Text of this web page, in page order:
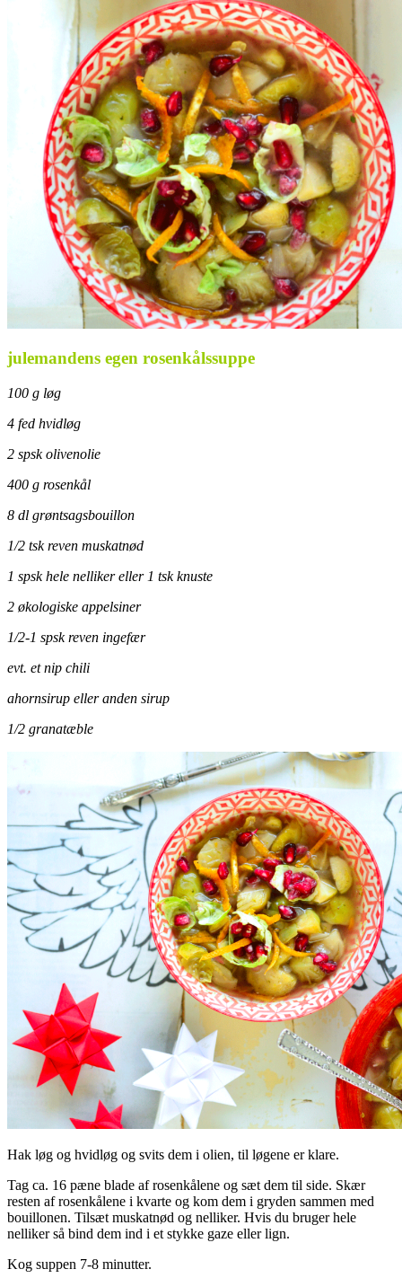
julemandens egen rosenkålssuppe
100 g løg
4 fed hvidløg
2 spsk olivenolie
400 g rosenkål
8 dl grøntsagsbouillon
1/2 tsk reven muskatnød
1 spsk hele nelliker eller 1 tsk knuste
2 økologiske appelsiner
1/2-1 spsk reven ingefær
evt. et nip chili
ahornsirup eller anden sirup
1/2 granatæble
Hak løg og hvidløg og svits dem i olien, til løgene er klare.
Tag ca. 16 pæne blade af rosenkålene og sæt dem til side. Skær
resten af rosenkålene i kvarte og kom dem i gryden sammen med
bouillonen. Tilsæt muskatnød og nelliker. Hvis du bruger hele
nelliker så bind dem ind i et stykke gaze eller lign.
Kog suppen 7-8 minutter.